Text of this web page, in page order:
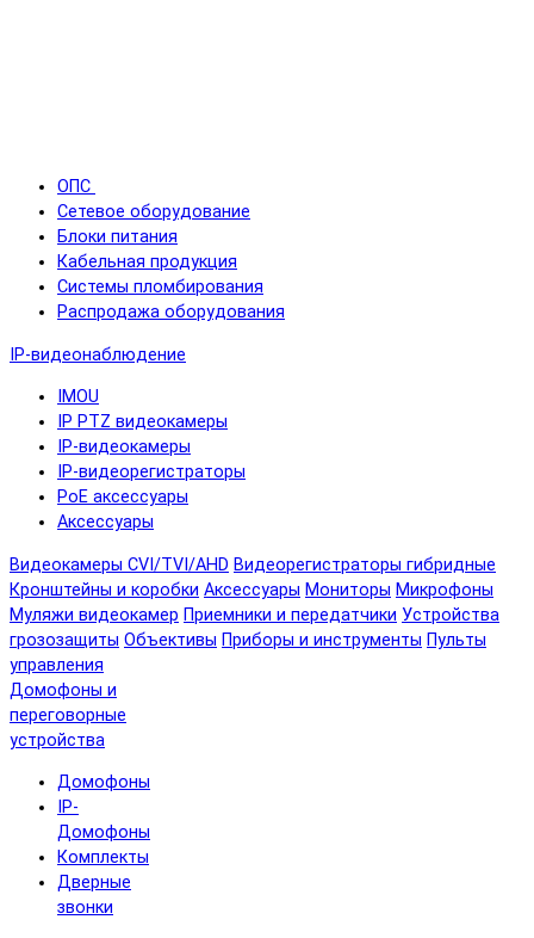
ОПС
Сетевое оборудование
Блоки питания
Кабельная продукция
Системы пломбирования
Распродажа оборудования
IP-видеонаблюдение
IMOU
IP PTZ видеокамеры
IP-видеокамеры
IP-видеорегистраторы
PoE аксессуары
Аксессуары
Видеокамеры CVI/TVI/AHD Видеорегистраторы гибридные
Кронштейны и коробки Аксессуары Мониторы Микрофоны
Муляжи видеокамер Приемники и передатчики Устройства
грозозащиты Объективы Приборы и инструменты Пульты
управления
Домофоны и
переговорные
устройства
Домофоны
IP-
Домофоны
Комплекты
Дверные
звонки